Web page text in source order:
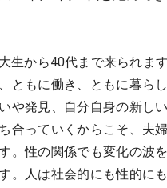
生から40代まで来られま
ともに働き、ともに暮ら
や発見、自分自身の新し
合っていくからこそ、夫
。性の関係でも変化の波
。人は社会的にも性的に